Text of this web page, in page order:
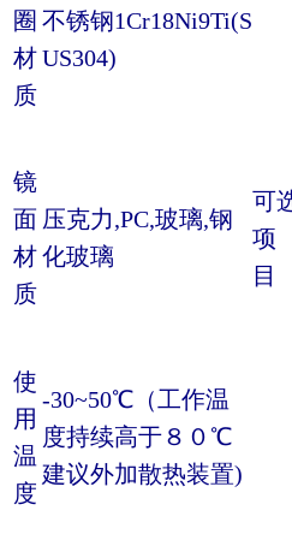
圈
材
质
不锈钢1Cr18Ni9Ti(S
US304)
可
项
目
镜
面
材
质
压克力,PC,玻璃,钢
化玻璃
使
用
温
度
-30~50℃（工作温
度持续高于８０℃
建议外加散热装置)